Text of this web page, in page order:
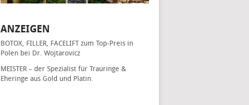
ANZEIGEN
BOTOX, FILLER, FACELIFT zum Top-Preis in
Polen bei Dr. Wojtarovicz
MEISTER – der Spezialist für Trauringe &
Eheringe aus Gold und Platin.